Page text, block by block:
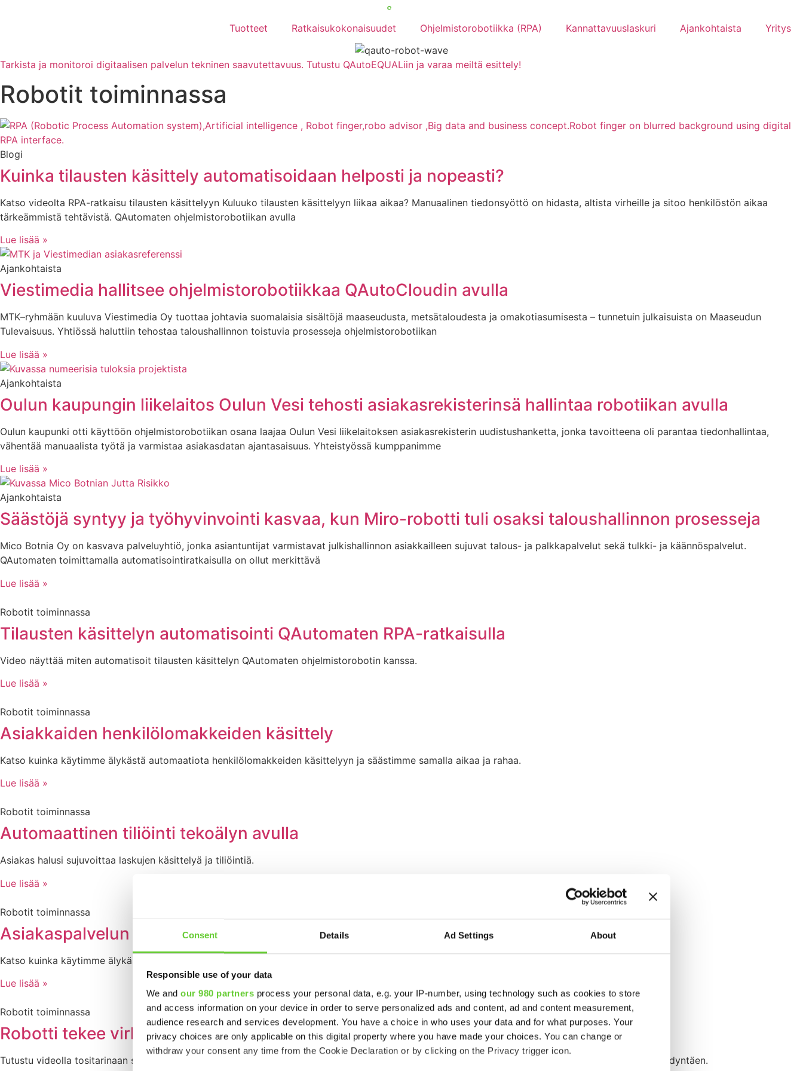
Consent Details Ad Settings About
Responsible use of your data
We and our 980 partners process your personal data, e.g. your IP-number, using technology such as cookies to store
and access information on your device in order to serve personalized ads and content, ad and content measurement,
audience research and services development. You have a choice in who uses your data and for what purposes. Your
privacy choices are only applicable on this digital property where you have made your choices. You can change or
withdraw your consent any time from the Cookie Declaration or by clicking on the Privacy trigger icon.
Tuotteet Ratkaisukokonaisuudet Ohjelmistorobotiikka (RPA) Kannattavuuslaskuri Ajankohtaista Yritys
Tarkista ja monitoroi digitaalisen palvelun tekninen saavutettavuus. Tutustu QAutoEQUALiin ja varaa meiltä esittely!
Robotit toiminnassa
Blogi
Kuinka tilausten käsittely automatisoidaan helposti ja nopeasti?
Katso videolta RPA-ratkaisu tilausten käsittelyyn Kuluuko tilausten käsittelyyn liikaa aikaa? Manuaalinen tiedonsyöttö on hidasta, altista virheille ja sitoo henkilöstön aikaa
tärkeämmistä tehtävistä. QAutomaten ohjelmistorobotiikan avulla
Lue lisää »
Ajankohtaista
Viestimedia hallitsee ohjelmistorobotiikkaa QAutoCloudin avulla
MTK–ryhmään kuuluva Viestimedia Oy tuottaa johtavia suomalaisia sisältöjä maaseudusta, metsätaloudesta ja omakotiasumisesta – tunnetuin julkaisuista on Maaseudun
Tulevaisuus. Yhtiössä haluttiin tehostaa taloushallinnon toistuvia prosesseja ohjelmistorobotiikan
Lue lisää »
Ajankohtaista
Oulun kaupungin liikelaitos Oulun Vesi tehosti asiakasrekisterinsä hallintaa robotiikan avulla
Oulun kaupunki otti käyttöön ohjelmistorobotiikan osana laajaa Oulun Vesi liikelaitoksen asiakasrekisterin uudistushanketta, jonka tavoitteena oli parantaa tiedonhallintaa,
vähentää manuaalista työtä ja varmistaa asiakasdatan ajantasaisuus. Yhteistyössä kumppanimme
Lue lisää »
Ajankohtaista
Säästöjä syntyy ja työhyvinvointi kasvaa, kun Miro-robotti tuli osaksi taloushallinnon prosesseja
Mico Botnia Oy on kasvava palveluyhtiö, jonka asiantuntijat varmistavat julkishallinnon asiakkailleen sujuvat talous- ja palkkapalvelut sekä tulkki- ja käännöspalvelut.
QAutomaten toimittamalla automatisointiratkaisulla on ollut merkittävä
Lue lisää »
Robotit toiminnassa
Tilausten käsittelyn automatisointi QAutomaten RPA-ratkaisulla
Video näyttää miten automatisoit tilausten käsittelyn QAutomaten ohjelmistorobotin kanssa.
Lue lisää »
Robotit toiminnassa
Asiakkaiden henkilölomakkeiden käsittely
Katso kuinka käytimme älykästä automaatiota henkilölomakkeiden käsittelyyn ja säästimme samalla aikaa ja rahaa.
Lue lisää »
Robotit toiminnassa
Automaattinen tiliöinti tekoälyn avulla
Asiakas halusi sujuvoittaa laskujen käsittelyä ja tiliöintiä.
Lue lisää »
Robotit toiminnassa
Asiakaspalvelun tilauskäsittelyn automatisointi
Katso kuinka käytimme älykästä automaatiota helpottamaan asiakaspalvelun tilauskäsittelyä.
Lue lisää »
Robotit toiminnassa
Robotti tekee virheetöntä työtä 5 kertaa nopeammin
Tutustu videolla tositarinaan siitä, kuinka asiakkaamme Oulun kaupunki sujuvoittaa prosessia älykästä automaatiota ja QAutomaten teknologiaa hyödyntäen.